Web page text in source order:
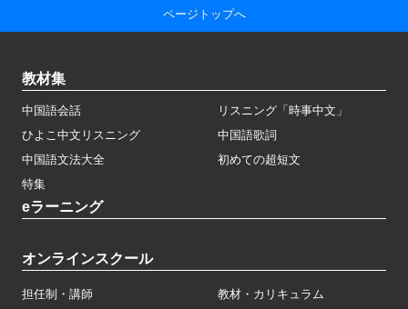
ページトップへ
教材集
中国語会話
リスニング「時事中文」
ひよこ中文リスニング
中国語歌詞
中国語文法大全
初めての超短文
特集
eラーニング
オンラインスクール
担任制・講師 教材・カリキュラム